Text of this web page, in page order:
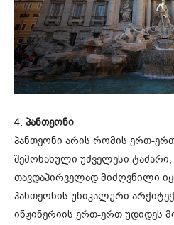
4. პანთეონი
პანთეონი არის რომის ერთ-
შემონახული უძველესი
თავდაპირველად მიძღვნილი
პანთეონის უნიკალური
ინჟინერიის ერთ-ერთ უდიდეს